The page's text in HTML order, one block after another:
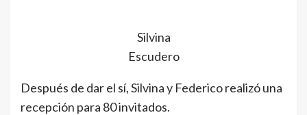
Silvina
Escudero
Después de dar el sí, Silvina y Federico realizó una
recepción para 80 invitados.